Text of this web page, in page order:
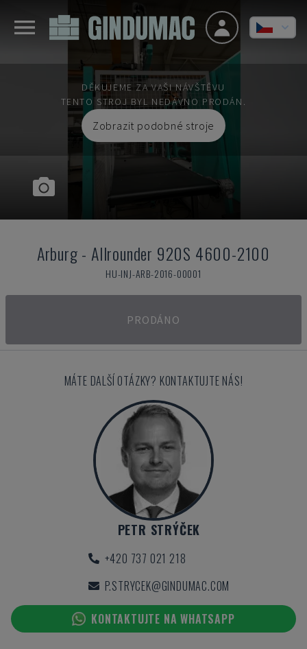
DĚKUJEME ZA VAŠI NÁVŠTĚVU
TENTO STROJ BYL NEDÁVNO PRODÁN.
Zobrazit podobné stroje
Arburg- Allrounder 920S 4600-2100
HU-INJ-ARB-2016-00001
PRODÁNO
MÁTE DALŠÍ OTÁZKY? KONTAKTUJTE NÁS!
PETR STRÝČEK
+420 737 021 218
P.STRYCEK@GINDUMAC.COM
KONTAKTUJTE NA WHATSAPP